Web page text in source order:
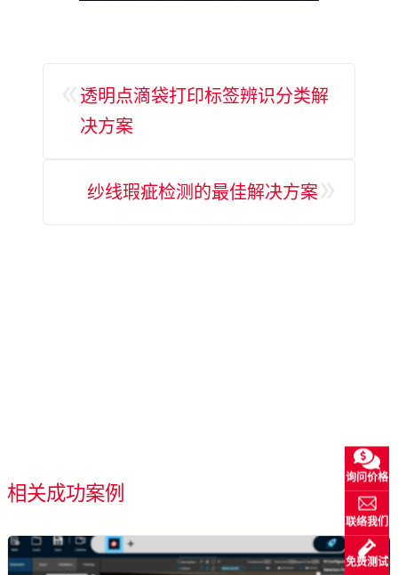
透明点滴袋打印标签辨识分类解
决方案
纱线瑕疵检测的最佳解决方案
相关成功案例 看所有成功案例
询问价格
联络我们
免费测试